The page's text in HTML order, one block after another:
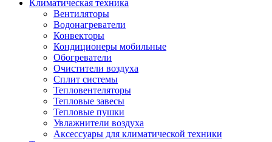
Климатическая техника
Вентиляторы
Водонагреватели
Конвекторы
Кондиционеры мобильные
Обогреватели
Очистители воздуха
Сплит системы
Тепловентеляторы
Тепловые завесы
Тепловые пушки
Увлажнители воздуха
Аксессуары для климатической техники